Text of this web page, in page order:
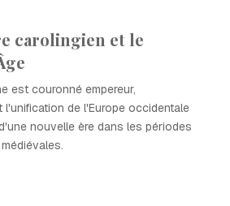
carolingien et le
est couronné empereur,
l'unification de l'Europe occidentale
nouvelle ère dans les périodes